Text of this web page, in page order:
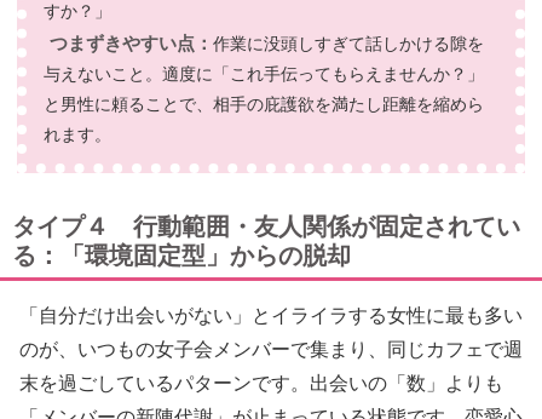
すか？」
つまずきやすい点： 作業に没頭しすぎて話しかける隙を
与えないこと。適度に「これ手伝ってもらえませんか？」
と男性に頼ることで、相手の庇護欲を満たし距離を縮めら
れます。
タイプ４ 行動範囲・友人関係が固定されてい
る：「環境固定型」からの脱却
「自分だけ出会いがない」とイライラする女性に最も多い
のが、いつもの女子会メンバーで集まり、同じカフェで週
末を過ごしているパターンです。出会いの「数」よりも